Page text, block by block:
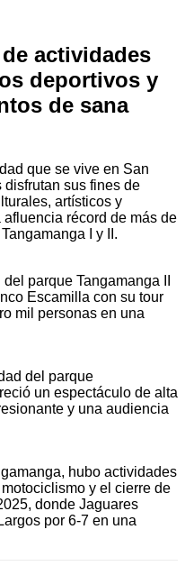
actividades
deportivos y
de sana
que se vive en San
sus fines de
artísticos y
récord de más de
I y II.
parque Tangamanga II
Escamilla con su tour
mil personas en una
del parque
un espectáculo de alta
y una audiencia
hubo actividades
y el cierre de
donde Jaguares
por 6-7 en una